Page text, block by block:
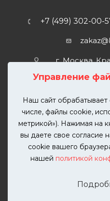
Управление
Наш сайт
числе, файлы cookie,
метрикой»). Нажимая на
вы даете свое согласие
cookie вашего
нашей политикой
+7 (499) 302-00-
г. Москва,
2026 © KUTUZOVV |
автомобилей. Вся
разрешения